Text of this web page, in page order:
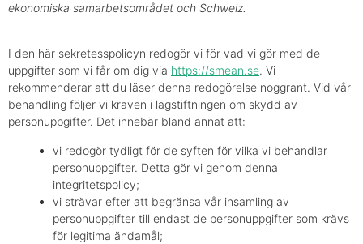
ekonomiska samarbetsområdet och Schweiz.
I den här sekretesspolicyn redogör vi för vad vi gör med de
uppgifter som vi får om dig via https://smean.se. Vi
rekommenderar att du läser denna redogörelse noggrant. Vid vår
behandling följer vi kraven i lagstiftningen om skydd av
personuppgifter. Det innebär bland annat att:
vi redogör tydligt för de syften för vilka vi behandlar
personuppgifter. Detta gör vi genom denna
integritetspolicy;
vi strävar efter att begränsa vår insamling av
personuppgifter till endast de personuppgifter som krävs
för legitima ändamål;